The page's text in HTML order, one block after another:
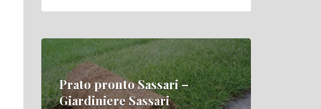
Prato pronto Sassari –
Giardiniere Sassari